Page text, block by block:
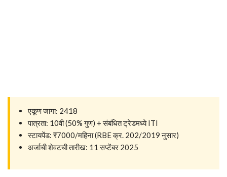
एकूण जागा: 2418
पात्रता: 10वी (50% गुण) + संबंधित ट्रेडमध्ये ITI
स्टायपेंड: ₹7000/महिना (RBE क्र. 202/2019 नुसार)
अर्जाची शेवटची तारीख: 11 सप्टेंबर 2025